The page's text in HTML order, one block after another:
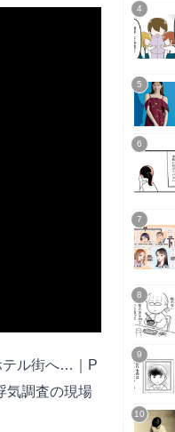
テル街へ…｜P
気調査の現場